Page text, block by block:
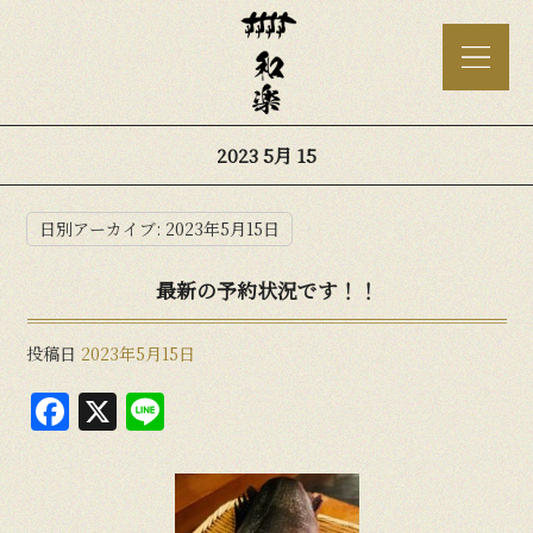
2023 5月 15
日別アーカイブ: 2023年5月15日
最新の予約状況です！！
投稿日 2023年5月15日
F
a
X
e